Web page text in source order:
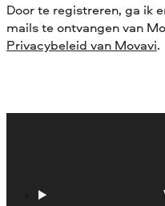
Door te registreren, ga ik
mails te ontvangen van
Privacybeleid van Movavi.